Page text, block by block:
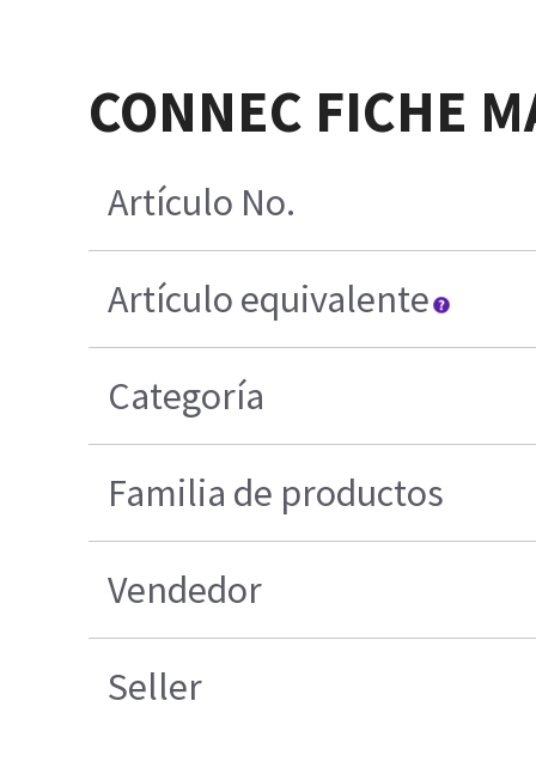
CONNEC FICHE
Artículo No.
Artículo equivalente
Categoría
Familia de productos
Vendedor
Seller